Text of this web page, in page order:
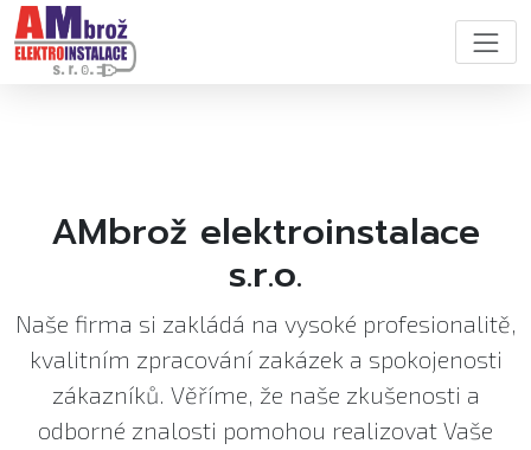
AMbrož elektroinstalace
s.r.o.
Naše firma si zakládá na vysoké profesionalitě,
kvalitním zpracování zakázek a spokojenosti
zákazníků. Věříme, že naše zkušenosti a
odborné znalosti pomohou realizovat Vaše